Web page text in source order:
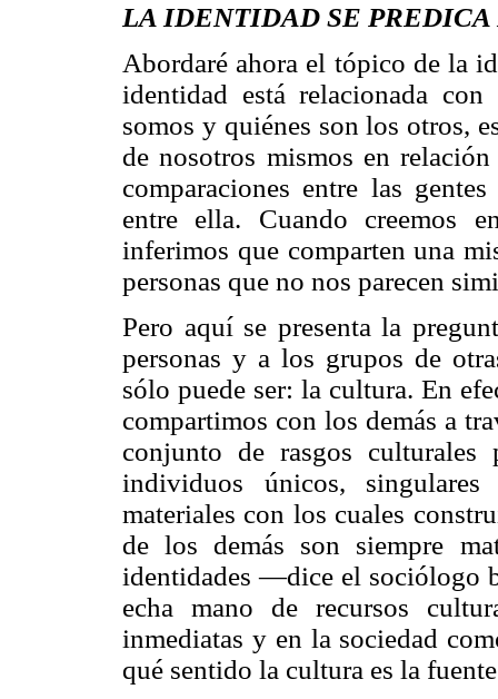
LA IDENTIDAD SE PREDICA
Abordaré ahora el tópico de la
identidad está relacionada
somos y quiénes son los otros,
de nosotros mismos en
comparaciones entre las
entre ella. Cuando creemos
inferimos que comparten una
personas que no nos parecen
Pero aquí se presenta la
personas y a los grupos de
sólo puede ser: la cultura. En
compartimos con los demás a
conjunto de rasgos culturales
individuos únicos,
materiales con los cuales
de los demás son siempre
identidades —dice el sociólogo
echa mano de recursos
inmediatas y en la sociedad
qué sentido la cultura es la